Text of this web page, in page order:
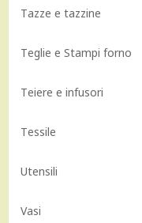
Tazze e tazzine
Teglie e Stampi forno
Teiere e infusori
Tessile
Utensili
Vasi